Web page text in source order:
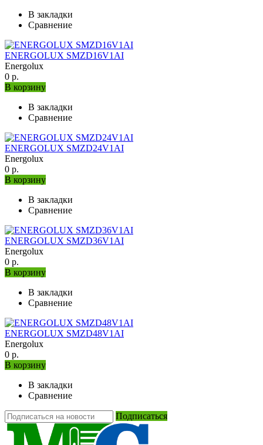
В закладки
Сравнение
ENERGOLUX SMZD16V1AI
Energolux
0 р.
В корзину
В закладки
Сравнение
ENERGOLUX SMZD24V1AI
Energolux
0 р.
В корзину
В закладки
Сравнение
ENERGOLUX SMZD36V1AI
Energolux
0 р.
В корзину
В закладки
Сравнение
ENERGOLUX SMZD48V1AI
Energolux
0 р.
В корзину
В закладки
Сравнение
Подписаться